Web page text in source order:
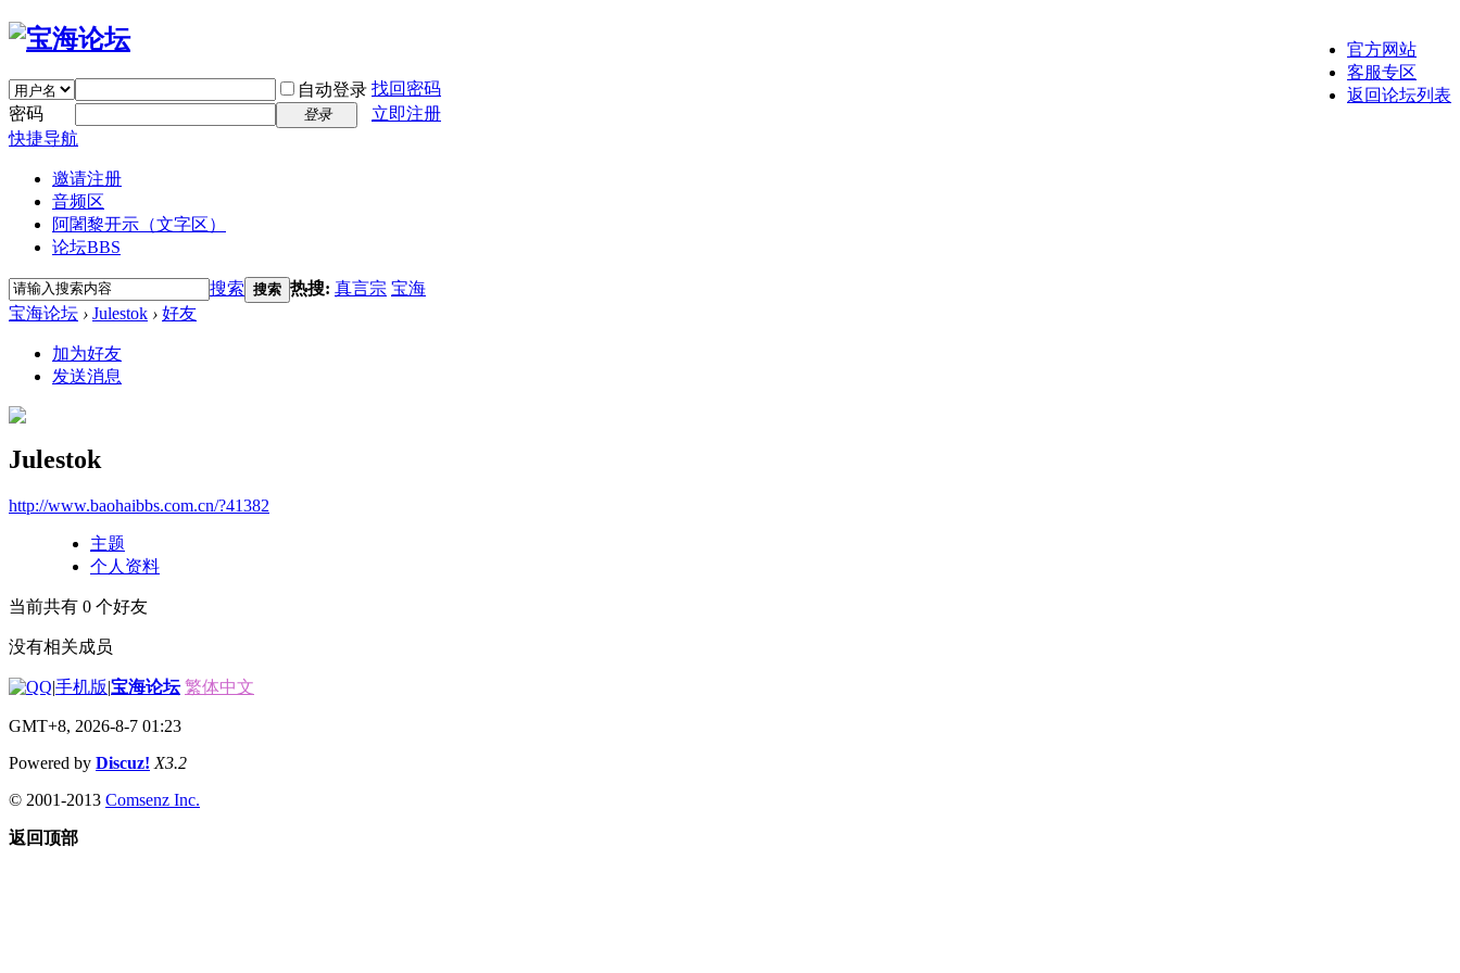
官方网站
客服专区
返回论坛列表
自动登录 找回密码
密码
登录
立即注册
快捷导航
邀请注册
音频区
阿闍黎开示（文字区）
论坛BBS
搜索 搜索 热搜: 真言宗 宝海
宝海论坛 › Julestok › 好友
加为好友
发送消息
Julestok
http://www.baohaibbs.com.cn/?41382
主题
个人资料
当前共有 0 个好友
没有相关成员
|手机版|宝海论坛 繁体中文
GMT+8, 2026-8-7 01:23
Powered by Discuz! X3.2
© 2001-2013 Comsenz Inc.
返回顶部